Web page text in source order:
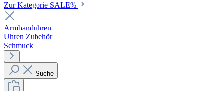
Zur Kategorie SALE%
Armbanduhren
Uhren Zubehör
Schmuck
Suche